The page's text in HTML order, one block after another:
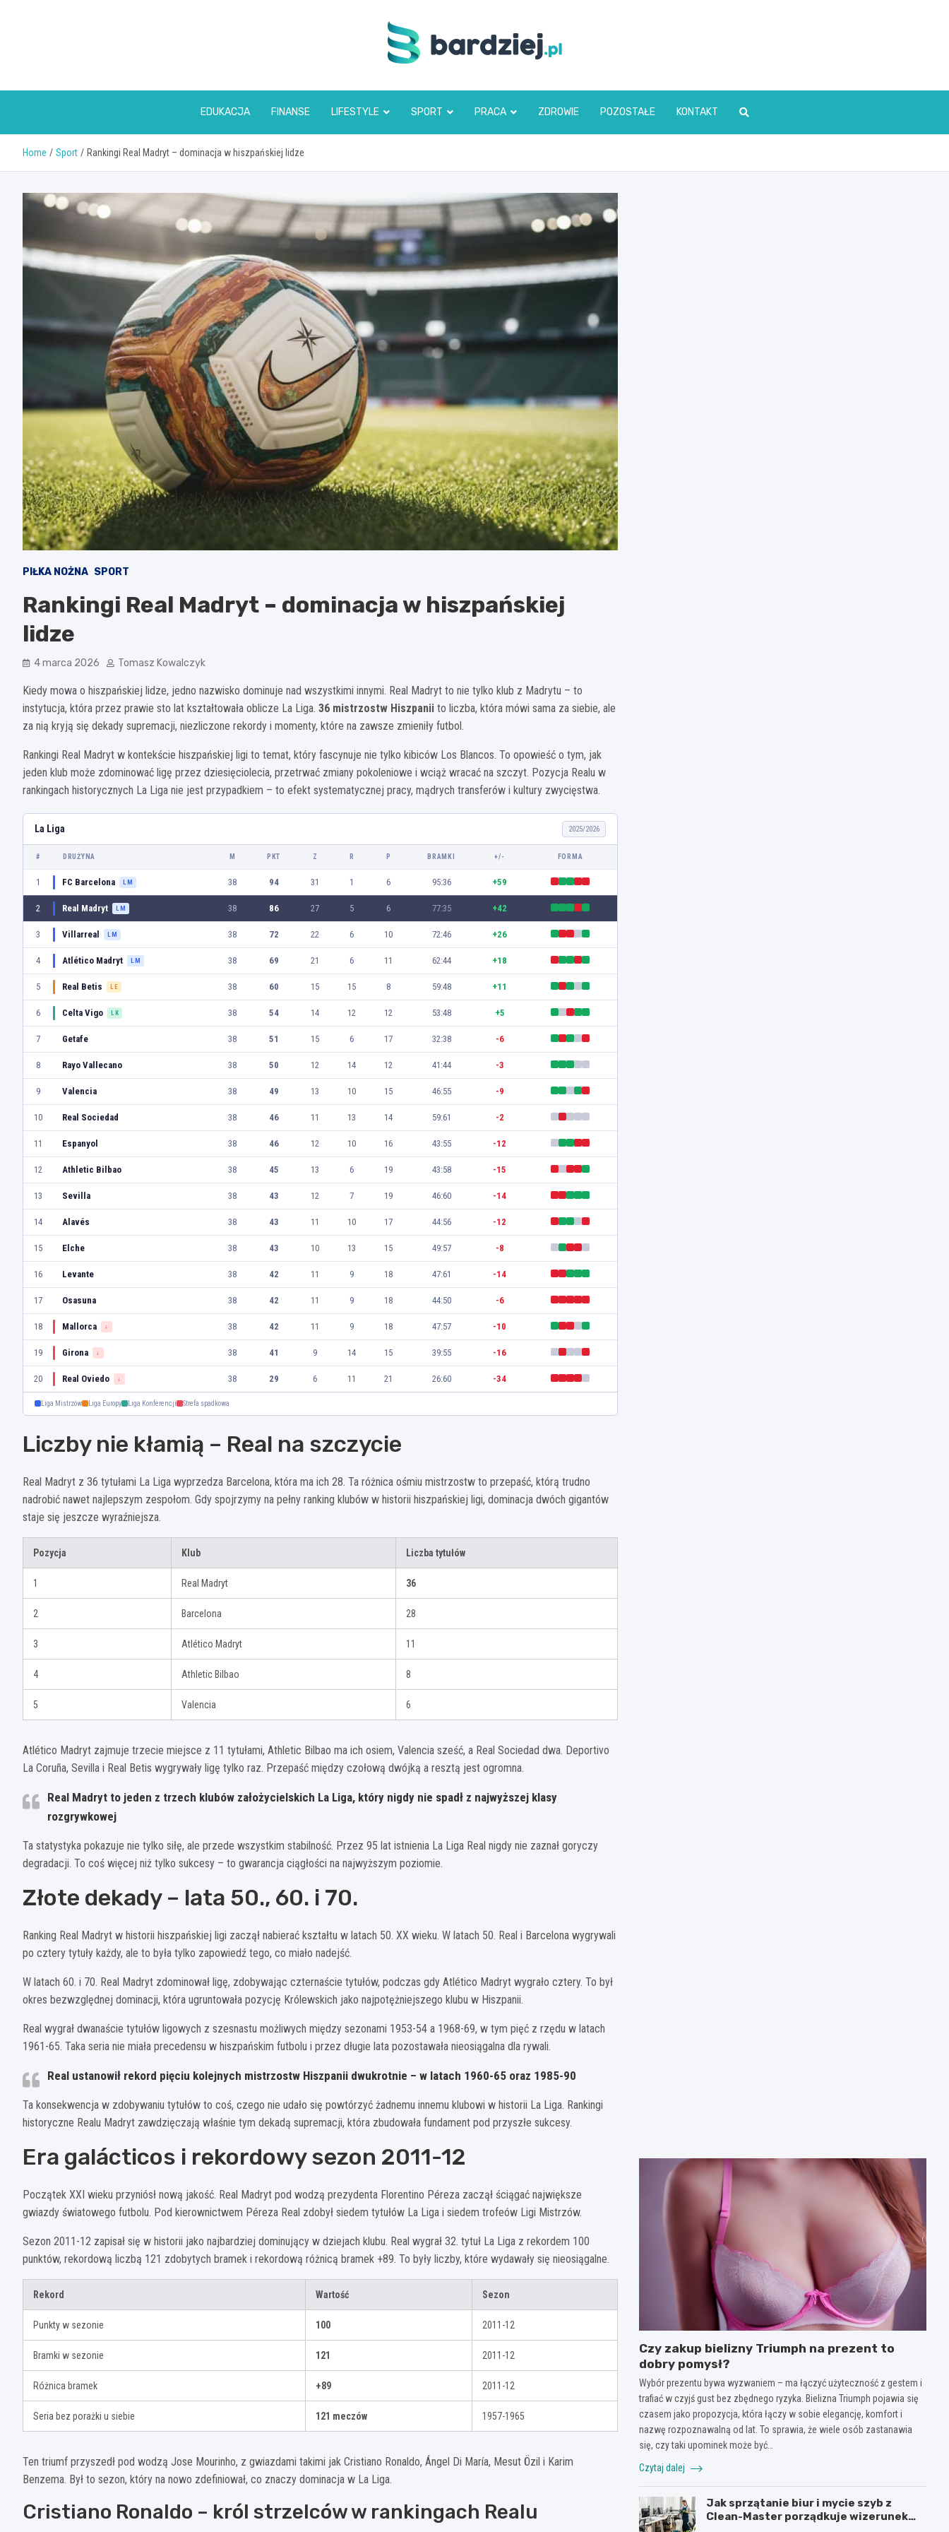
bardziej.pl
EDUKACJA FINANSE LIFESTYLE SPORT PRACA ZDROWIE POZOSTAŁE KONTAKT
Home Sport Rankingi Real Madryt – dominacja w hiszpańskiej lidze
PIŁKA NOŻNA SPORT
Rankingi Real Madryt – dominacja w hiszpańskiej
lidze
4 marca 2026 Tomasz Kowalczyk
Kiedy mowa o hiszpańskiej lidze, jedno nazwisko dominuje nad wszystkimi innymi. Real Madryt to nie tylko klub z Madrytu – to
instytucja, która przez prawie sto lat kształtowała oblicze La Liga. 36 mistrzostw Hiszpanii to liczba, która mówi sama za siebie, ale
za nią kryją się dekady supremacji, niezliczone rekordy i momenty, które na zawsze zmieniły futbol.
Rankingi Real Madryt w kontekście hiszpańskiej ligi to temat, który fascynuje nie tylko kibiców Los Blancos. To opowieść o tym, jak
jeden klub może zdominować ligę przez dziesięciolecia, przetrwać zmiany pokoleniowe i wciąż wracać na szczyt. Pozycja Realu w
rankingach historycznych La Liga nie jest przypadkiem – to efekt systematycznej pracy, mądrych transferów i kultury zwycięstwa.
La Liga 2025/2026
# DRUŻYNA M PKT Z R P BRAMKI +/- FORMA
1 FC Barcelona LM 38 94 31 1 6 95:36 +59
2 Real Madryt LM 38 86 27 5 6 77:35 +42
3 Villarreal LM 38 72 22 6 10 72:46 +26
4 Atlético Madryt LM 38 69 21 6 11 62:44 +18
5 Real Betis LE 38 60 15 15 8 59:48 +11
6 Celta Vigo LK 38 54 14 12 12 53:48 +5
7 Getafe 38 51 15 6 17 32:38 -6
8 Rayo Vallecano 38 50 12 14 12 41:44 -3
9 Valencia 38 49 13 10 15 46:55 -9
10 Real Sociedad 38 46 11 13 14 59:61 -2
11 Espanyol 38 46 12 10 16 43:55 -12
12 Athletic Bilbao 38 45 13 6 19 43:58 -15
13 Sevilla 38 43 12 7 19 46:60 -14
14 Alavés 38 43 11 10 17 44:56 -12
15 Elche 38 43 10 13 15 49:57 -8
16 Levante 38 42 11 9 18 47:61 -14
17 Osasuna 38 42 11 9 18 44:50 -6
18 Mallorca ↓ 38 42 11 9 18 47:57 -10
19 Girona ↓ 38 41 9 14 15 39:55 -16
20 Real Oviedo ↓ 38 29 6 11 21 26:60 -34
Liga Mistrzów Liga Europy Liga Konferencji Strefa spadkowa
Liczby nie kłamią – Real na szczycie
Real Madryt z 36 tytułami La Liga wyprzedza Barcelona, która ma ich 28. Ta różnica ośmiu mistrzostw to przepaść, którą trudno
nadrobić nawet najlepszym zespołom. Gdy spojrzymy na pełny ranking klubów w historii hiszpańskiej ligi, dominacja dwóch gigantów
staje się jeszcze wyraźniejsza.
Pozycja Klub Liczba tytułów
1 Real Madryt 36
2 Barcelona 28
3 Atlético Madryt 11
4 Athletic Bilbao 8
5 Valencia 6
Atlético Madryt zajmuje trzecie miejsce z 11 tytułami, Athletic Bilbao ma ich osiem, Valencia sześć, a Real Sociedad dwa. Deportivo
La Coruña, Sevilla i Real Betis wygrywały ligę tylko raz. Przepaść między czołową dwójką a resztą jest ogromna.
Real Madryt to jeden z trzech klubów założycielskich La Liga, który nigdy nie spadł z najwyższej klasy
rozgrywkowej
Ta statystyka pokazuje nie tylko siłę, ale przede wszystkim stabilność. Przez 95 lat istnienia La Liga Real nigdy nie zaznał goryczy
degradacji. To coś więcej niż tylko sukcesy – to gwarancja ciągłości na najwyższym poziomie.
Złote dekady – lata 50., 60. i 70.
Ranking Real Madryt w historii hiszpańskiej ligi zaczął nabierać kształtu w latach 50. XX wieku. W latach 50. Real i Barcelona wygrywali
po cztery tytuły każdy, ale to była tylko zapowiedź tego, co miało nadejść.
W latach 60. i 70. Real Madryt zdominował ligę, zdobywając czternaście tytułów, podczas gdy Atlético Madryt wygrało cztery. To był
okres bezwzględnej dominacji, która ugruntowała pozycję Królewskich jako najpotężniejszego klubu w Hiszpanii.
Real wygrał dwanaście tytułów ligowych z szesnastu możliwych między sezonami 1953-54 a 1968-69, w tym pięć z rzędu w latach
1961-65. Taka seria nie miała precedensu w hiszpańskim futbolu i przez długie lata pozostawała nieosiągalna dla rywali.
Real ustanowił rekord pięciu kolejnych mistrzostw Hiszpanii dwukrotnie – w latach 1960-65 oraz 1985-90
Ta konsekwencja w zdobywaniu tytułów to coś, czego nie udało się powtórzyć żadnemu innemu klubowi w historii La Liga. Rankingi
historyczne Realu Madryt zawdzięczają właśnie tym dekadą supremacji, która zbudowała fundament pod przyszłe sukcesy.
Era galácticos i rekordowy sezon 2011-12
Początek XXI wieku przyniósł nową jakość. Real Madryt pod wodzą prezydenta Florentino Péreza zaczął ściągać największe
gwiazdy światowego futbolu. Pod kierownictwem Péreza Real zdobył siedem tytułów La Liga i siedem trofeów Ligi Mistrzów.
Sezon 2011-12 zapisał się w historii jako najbardziej dominujący w dziejach klubu. Real wygrał 32. tytuł La Liga z rekordem 100
punktów, rekordową liczbą 121 zdobytych bramek i rekordową różnicą bramek +89. To były liczby, które wydawały się nieosiągalne.
Rekord Wartość Sezon
Punkty w sezonie 100 2011-12
Bramki w sezonie 121 2011-12
Różnica bramek +89 2011-12
Seria bez porażki u siebie 121 meczów 1957-1965
Ten triumf przyszedł pod wodzą Jose Mourinho, z gwiazdami takimi jak Cristiano Ronaldo, Ángel Di María, Mesut Özil i Karim
Benzema. Był to sezon, który na nowo zdefiniował, co znaczy dominacja w La Liga.
Cristiano Ronaldo – król strzelców w rankingach Realu
Czy zakup bielizny Triumph na prezent to
dobry pomysł?
Wybór prezentu bywa wyzwaniem – ma łączyć użyteczność z gestem i
trafiać w czyjś gust bez zbędnego ryzyka. Bielizna Triumph pojawia się
czasem jako propozycja, która łączy w sobie elegancję, komfort i
nazwę rozpoznawalną od lat. To sprawia, że wiele osób zastanawia
się, czy taki upominek może być…
Czytaj dalej
Jak sprzątanie biur i mycie szyb z
Clean-Master porządkuje wizerunek